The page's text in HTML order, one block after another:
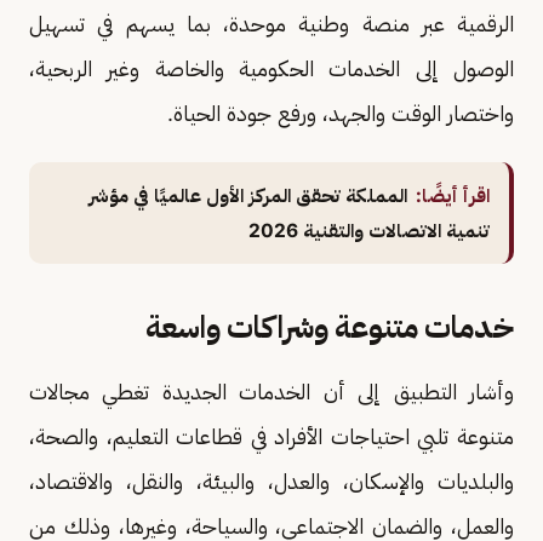
الرقمية عبر منصة وطنية موحدة، بما يسهم في تسهيل
الوصول إلى الخدمات الحكومية والخاصة وغير الربحية،
واختصار الوقت والجهد، ورفع جودة الحياة.
اقرأ أيضًا: المملكة تحقق المركز الأول عالميًا في مؤشر
تنمية الاتصالات والتقنية 2026
خدمات متنوعة وشراكات واسعة
وأشار التطبيق إلى أن الخدمات الجديدة تغطي مجالات
متنوعة تلبي احتياجات الأفراد في قطاعات التعليم، والصحة،
والبلديات والإسكان، والعدل، والبيئة، والنقل، والاقتصاد،
والعمل، والضمان الاجتماعي، والسياحة، وغيرها، وذلك من